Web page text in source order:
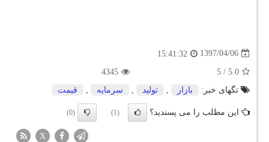
1397/04/06
15:41:32
5.0
/ 5
4345
تگهای خبر:
بازار , تولید , سرمایه , قیمت
این مطلب را می پسندید؟ (1)
(0)
X